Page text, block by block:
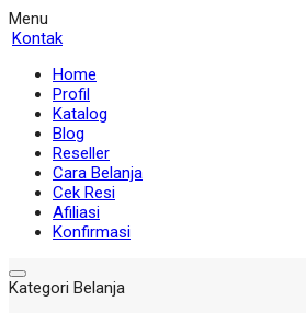
Menu
Kontak
Home
Profil
Katalog
Blog
Reseller
Cara Belanja
Cek Resi
Afiliasi
Konfirmasi
Kategori Belanja